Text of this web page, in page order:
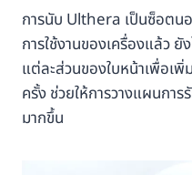
การนับ Ulthera เป็นซ็อตน
การใช้งานของเครื่องแล้ว
แต่ละส่วนของใบหน้าเพื่อเพิ่
ครั้ง ช่วยให้การวางแผนการ
มากขึ้น